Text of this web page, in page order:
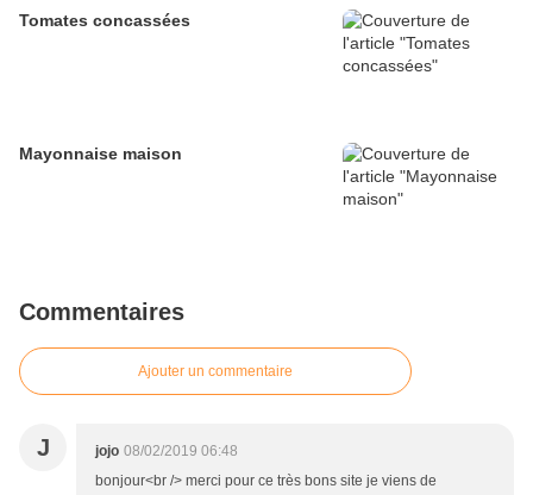
Tomates concassées
Mayonnaise maison
Commentaires
Ajouter un commentaire
J jojo 08/02/2019 06:48
bonjour<br /> merci pour ce très bons site je viens de